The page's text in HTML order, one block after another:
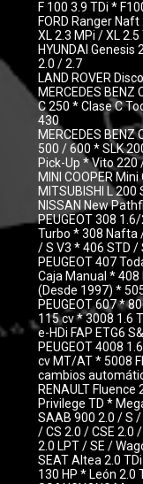
F 100 3.9 TDi *
FORD Ranger
XL 2.3 MPi / XL
HYUNDAI
2.0 / 2.7
LAND ROVER
MERCEDES
C 250 * Clase C
430
MERCEDES
500 / 600 * SLK
Pick-Up * Vito 220
MINI COOPER
MITSUBISHI L
NISSAN New
PEUGEOT 308
Turbo * 308 Nafta
/ S V3 * 406 STD /
PEUGEOT 407
Caja Manual * 408
(Desde 1997) *
PEUGEOT 607 *
115 cv * 3008 1.6
e-HDi FAP ETG6
PEUGEOT 4008
cv MT/AT * 5008
cambios
RENAULT
Privilege TD *
SAAB 900 2.0 / S /
/ CS 2.0 / CSE 2.0
2.0 LPT / SE /
SEAT Altea 2.0
130 HP * León 2.0